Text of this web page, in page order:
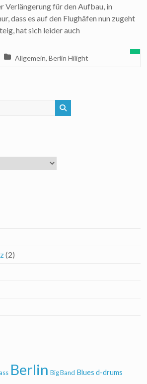
Verlängerung für den Aufbau, in
dass es auf den Flughäfen nun zugeht
hat sich leider auch
Allgemein,Berlin Hilight
(2)
Berlin Big Band Blues d-drums